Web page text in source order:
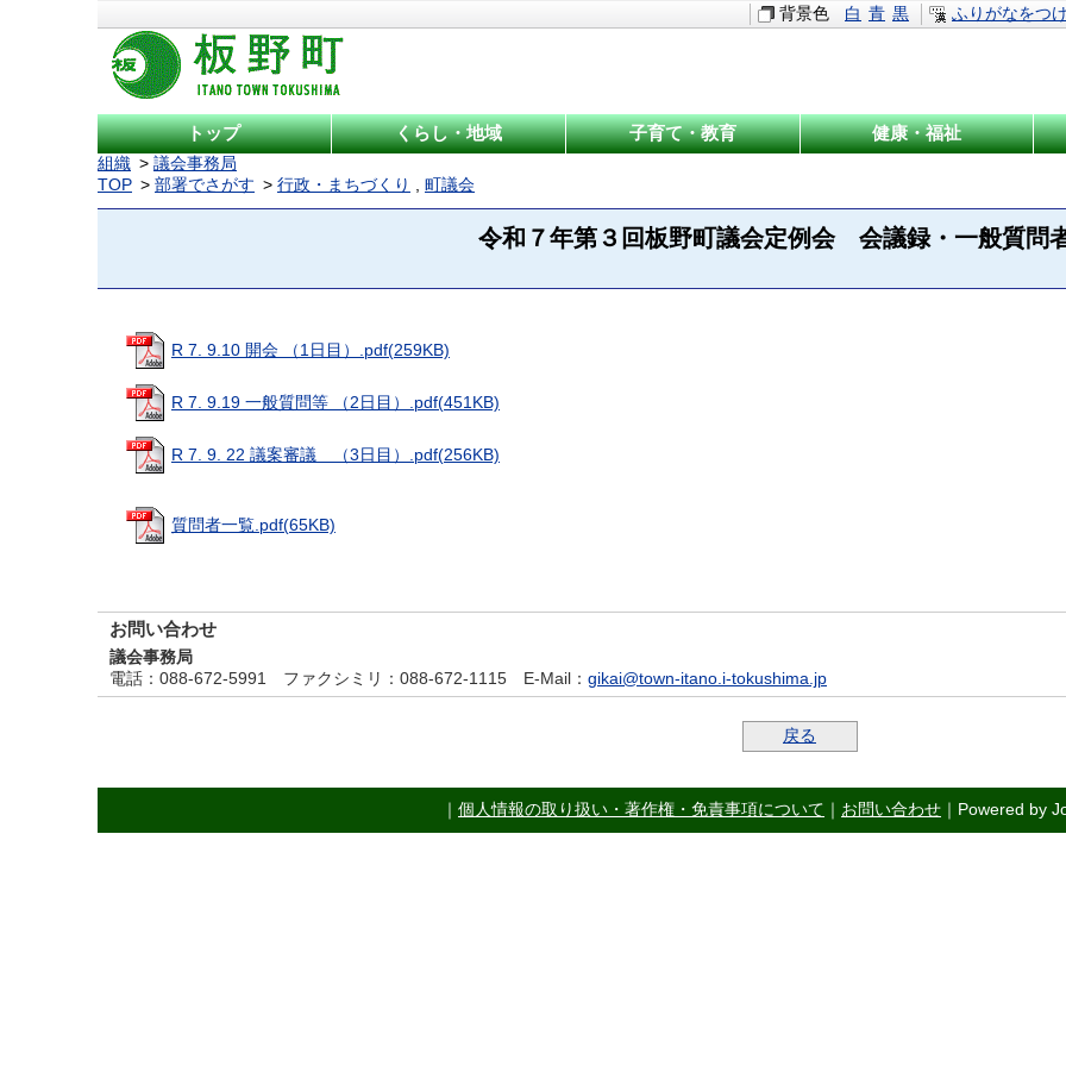
背景色 白 青 黒 ふりがなをつ
トップ くらし・地域 子育て・教育 健康・福祉
組織
議会事務局
TOP
部署でさがす 行政・まちづくり , 町議会
令和７年第３回板野町議会定例会 会議録・一般質問
R 7. 9.10 開会 （1日目）.pdf(259KB)
R 7. 9.19 一般質問等 （2日目）.pdf(451KB)
R 7. 9. 22 議案審議 （3日目）.pdf(256KB)
質問者一覧.pdf(65KB)
お問い合わせ
議会事務局
電話 ：088-672-5991 ファクシミリ ：088-672-1115 E-Mail ： gikai@town-itano.i-tokushima.jp
戻る
個人情報の取り扱い・著作権・免責事項について お問い合わせ ｜Powered by